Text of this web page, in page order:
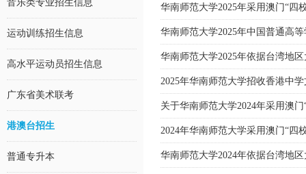
音乐类专业招生信息
运动训练招生信息
高水平运动员招生信息
广东省美术联考
港澳台招生
普通专升本
华南师范大学2025年采用澳门“四
华南师范大学2025年中国普通高
华南师范大学2025年依据台湾地
2025年华南师范大学招收香港中
关于华南师范大学2024年采用澳
2024年华南师范大学采用澳门“四
华南师范大学2024年依据台湾地